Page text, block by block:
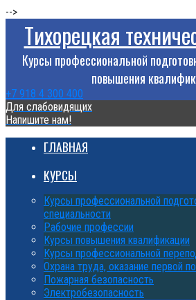
-->
Тихорецкая
Курсы профессиональной
повышения
+7 918 4 300 400
Для слабовидящих
Напишите нам!
ГЛАВНАЯ
КУРСЫ
Курсы профессиональной
специальности
Рабочие профессии
Курсы повышения квалификации
Курсы профессиональной
Охрана труда, оказание первой
Пожарная безопасность
Электробезопасность